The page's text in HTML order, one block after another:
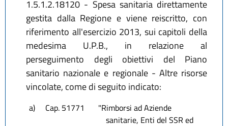
1.5.1.2.18120 - Spesa sanitaria direttamente
gestita dalla Regione e viene reiscritto, con
riferimento all'esercizio 2013, sui capitoli della
medesima U.P.B., in relazione al
perseguimento degli obiettivi del Piano
sanitario nazionale e regionale - Altre risorse
vincolate, come di seguito indicato:
a) Cap. 51771
"Rimborsi ad Aziende
sanitarie, Enti del SSR ed